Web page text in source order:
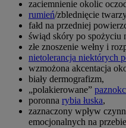
zaciemnienie okolic
rumień/zblednięcie
fałd na przedniej
świąd skóry po spożyciu
złe znoszenie wełny i
nietolerancja niektórych
wzmożona akcentacja
biały dermografizm,
„polakierowane”
poronna rybia łuska,
zaznaczony wpływ
emocjonalnych na